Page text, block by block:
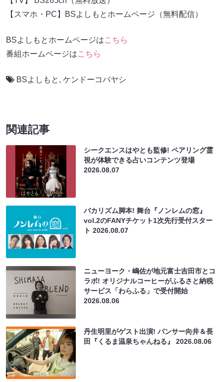
【スマホ・PC】BSよしもとホームページ（無料配信）
BSよしもとホームページはこちら
番組ホームページはこちら
BSよしもと , ケンドーコバヤシ
関連記事
シークエンスはやとも監修! ペアリング霊
視が体験できる占いコンテンツ登場
2026.08.07
バカリズム脚本! 舞台『ノンレムの窓』
vol.2のFANYチケット1次先行受付スター
ト2026.08.07
ニューヨーク・嶋佐が地元富士吉田市とコ
ラボ! オリジナルコーヒーがふるさと納税
サービス「わらふる」で受付開始
2026.08.06
丹生明里がゲスト出演! パンサー向井＆長
田『くるま温泉ちゃんねる』2026.08.06